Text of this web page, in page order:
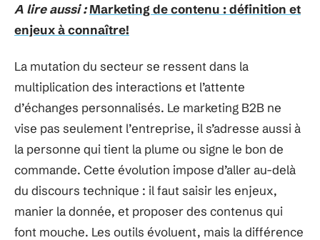
A lire aussi : Marketing de contenu : définition et
enjeux à connaître!
La mutation du secteur se ressent dans la
multiplication des interactions et l’attente
d’échanges personnalisés. Le marketing B2B ne
vise pas seulement l’entreprise, il s’adresse aussi à
la personne qui tient la plume ou signe le bon de
commande. Cette évolution impose d’aller au-delà
du discours technique : il faut saisir les enjeux,
manier la donnée, et proposer des contenus qui
font mouche. Les outils évoluent, mais la différence